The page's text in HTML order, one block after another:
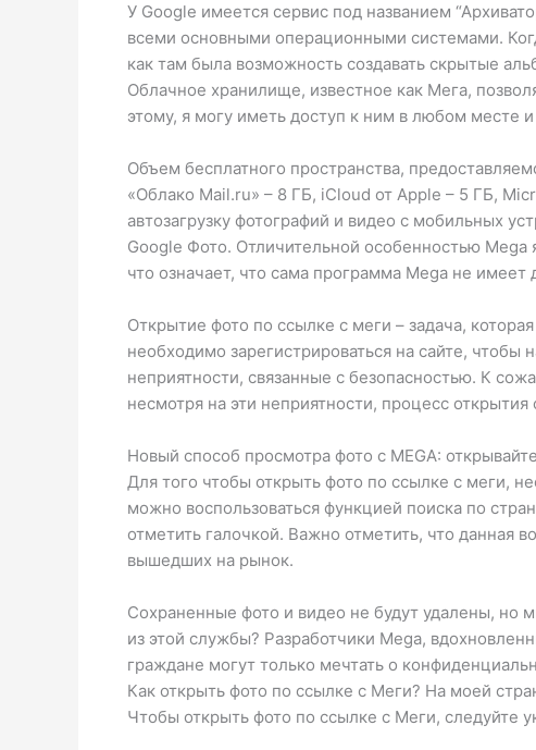
У Google имеется сервис под названием
всеми основными операционными системами.
как там была возможность создавать скрытые
Облачное хранилище, известное как Мега,
этому, я могу иметь доступ к ним в любом месте
Объем бесплатного пространства,
«Облако Mail.ru» – 8 ГБ, iCloud от Apple – 5 ГБ,
автозагрузку фотографий и видео с мобильных
Google Фото. Отличительной особенностью
что означает, что сама программа Mega не
Открытие фото по ссылке с меги – задача,
необходимо зарегистрироваться на сайте, чтобы
неприятности, связанные с безопасностью. К
несмотря на эти неприятности, процесс
Новый способ просмотра фото с MEGA:
Для того чтобы открыть фото по ссылке с меги,
можно воспользоваться функцией поиска по
отметить галочкой. Важно отметить, что данная
вышедших на рынок.
Сохраненные фото и видео не будут удалены, но
из этой службы? Разработчики Mega,
граждане могут только мечтать о
Как открыть фото по ссылке с Меги? На моей
Чтобы открыть фото по ссылке с Меги, следуйте